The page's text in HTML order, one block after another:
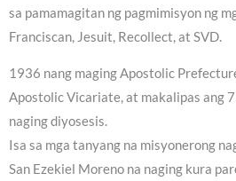
sa pamamagitan ng pagmimisyon ng
Franciscan, Jesuit, Recollect, at SVD.
1936 nang maging Apostolic
Apostolic Vicariate, at makalipas ang
naging diyosesis.
Isa sa mga tanyang na misyonerong
San Ezekiel Moreno na naging kura